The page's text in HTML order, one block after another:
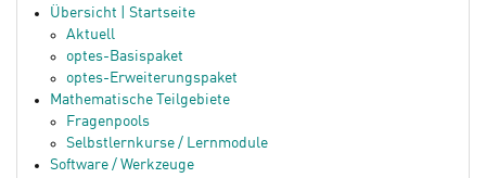
Übersicht | Startseite
Aktuell
optes-Basispaket
optes-Erweiterungspaket
Mathematische Teilgebiete
Fragenpools
Selbstlernkurse / Lernmodule
Software / Werkzeuge